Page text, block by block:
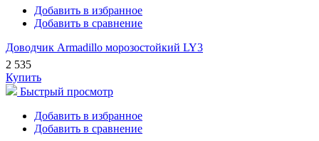
Добавить в избранное
Добавить в сравнение
Доводчик Armadillo морозостойкий LY3
2 535
Купить
Быстрый просмотр
Добавить в избранное
Добавить в сравнение